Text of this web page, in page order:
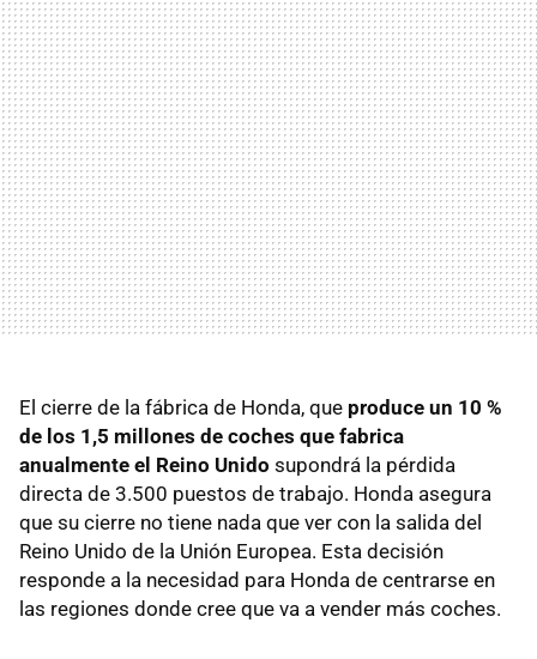
El cierre de la fábrica de Honda, que produce un 10 %
de los 1,5 millones de coches que fabrica
anualmente el Reino Unido supondrá la pérdida
directa de 3.500 puestos de trabajo. Honda asegura
que su cierre no tiene nada que ver con la salida del
Reino Unido de la Unión Europea. Esta decisión
responde a la necesidad para Honda de centrarse en
las regiones donde cree que va a vender más coches.